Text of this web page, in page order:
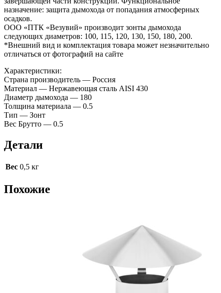
назначение: защита дымохода от попадания атмосферных
осадков.
ООО «ПТК «Везувий» производит зонты дымохода
следующих диаметров: 100, 115, 120, 130, 150, 180, 200.
*Внешний вид и комплектация товара может незначительно
отличаться от фотографий на сайте
Характеристики:
Страна производитель — Россия
Материал — Нержавеющая сталь AISI 430
Диаметр дымохода — 180
Толщина материала — 0.5
Тип — Зонт
Вес Брутто — 0.5
Детали
Вес 0,5 кг
Похожие